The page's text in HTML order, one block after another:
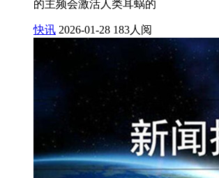
的主频会激活人类耳蜗的
快讯 2026-01-28 183人阅